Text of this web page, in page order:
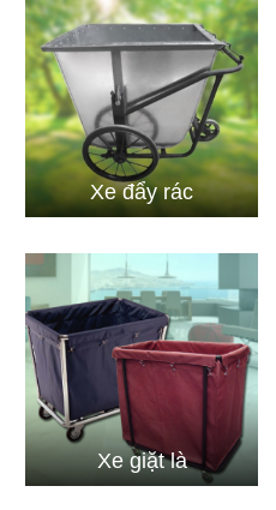
Xe đẩy rác
Xe giặt là